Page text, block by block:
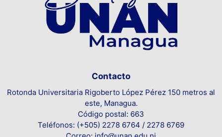
Contacto
Rotonda Universitaria Rigoberto López Pérez 150 metros al
este, Managua.
Código postal: 663
Teléfonos: (+505) 2278 6764 / 2278 6769